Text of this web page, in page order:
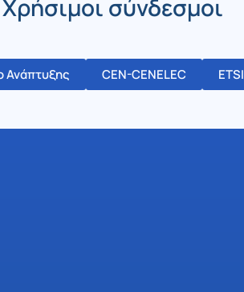
Χρήσιμοι σύνδεσμοι
Ανάπτυξης CEN-CENELEC ETSI